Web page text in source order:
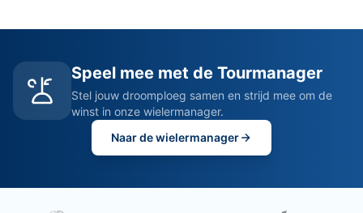
Speel mee met de Tourmanager
Stel jouw droomploeg samen en strijd mee om de
winst in onze wielermanager.
Naar de wielermanager